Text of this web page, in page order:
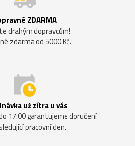
ZDARMA
drahým dopravcům!
zdarma od 5000 Kč.
už zítra u vás
17:00 garantujeme doručení
pracovní den.